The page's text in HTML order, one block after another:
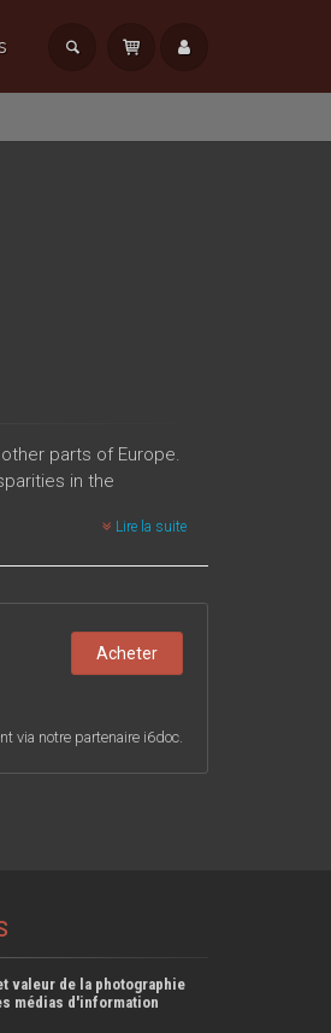
parts of Europe.
in the
Lire la suite
Acheter
via notre partenaire i6doc.
valeur de la photographie
médias d'information